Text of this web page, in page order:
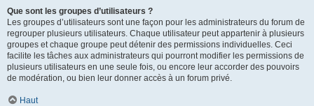
Que sont les groupes d’utilisateurs ?
Les groupes d’utilisateurs sont une façon pour les administrateurs du forum de
regrouper plusieurs utilisateurs. Chaque utilisateur peut appartenir à plusieurs
groupes et chaque groupe peut détenir des permissions individuelles. Ceci
facilite les tâches aux administrateurs qui pourront modifier les permissions de
plusieurs utilisateurs en une seule fois, ou encore leur accorder des pouvoirs
de modération, ou bien leur donner accès à un forum privé.
Haut